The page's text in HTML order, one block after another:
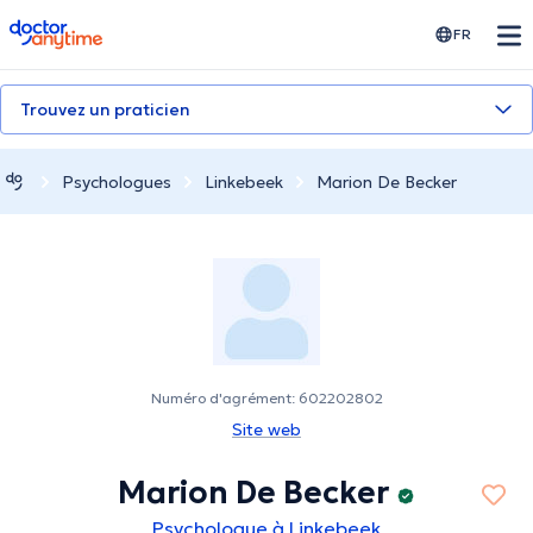
doctoranytime FR
Trouvez un praticien
Psychologues Linkebeek Marion De Becker
Numéro d'agrément: 602202802
Site web
Marion De Becker